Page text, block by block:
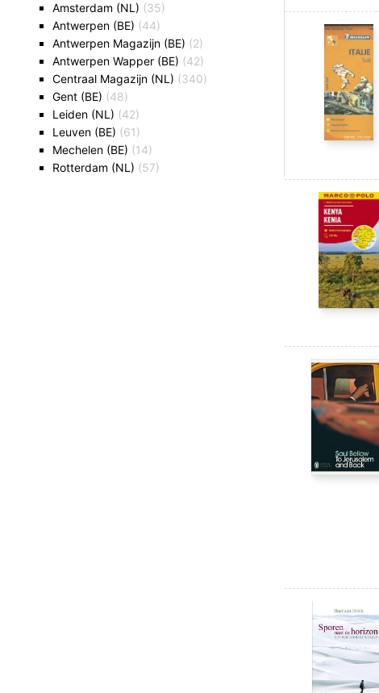
Amsterdam (NL) (35)
Antwerpen (BE) (44)
Antwerpen Magazijn (BE) (2)
Antwerpen Wapper (BE) (42)
Centraal Magazijn (NL) (340)
Gent (BE) (48)
Leiden (NL) (42)
Leuven (BE) (61)
Mechelen (BE) (14)
Rotterdam (NL) (57)